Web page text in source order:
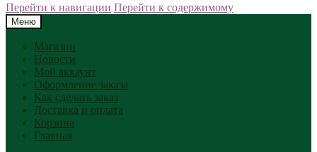
Перейти к навигации Перейти к содержимому
Меню
Магазин
Новости
Мой аккаунт
Оформление заказа
Как сделать заказ
Доставка и оплата
Корзина
Главная